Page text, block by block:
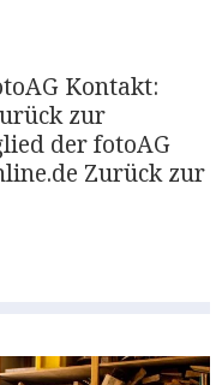
Kontakt:
zur
der fotoAG
Zurück zur